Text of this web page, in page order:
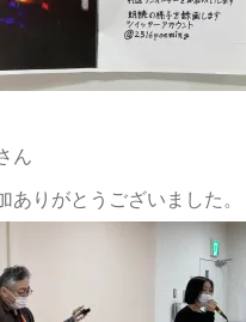
ん
ありがとうございました。